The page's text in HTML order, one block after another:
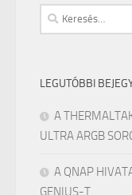
Keresés:
LEGUTÓBBI
A
ULTRA ARGB
A QNAP
GENIUS-T